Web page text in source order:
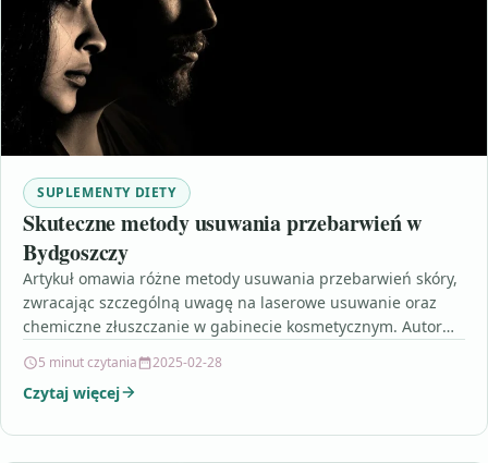
SUPLEMENTY DIETY
Skuteczne metody usuwania przebarwień w
Bydgoszczy
Artykuł omawia różne metody usuwania przebarwień skóry,
zwracając szczególną uwagę na laserowe usuwanie oraz
chemiczne złuszczanie w gabinecie kosmetycznym. Autor
5 minut czytania 2025-02-28
Czytaj więcej